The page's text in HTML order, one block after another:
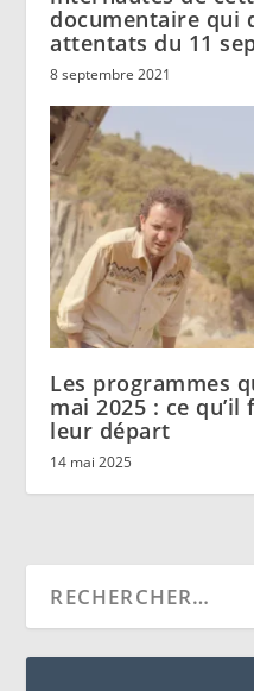
documentaire qui
attentats du 11
8 septembre 2021
Les programmes
mai 2025 : ce
leur départ
14 mai 2025